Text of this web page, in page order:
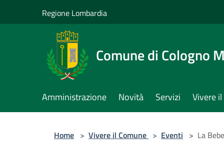
Regione Lombardia
Comune di Cologno
Amministrazione Novità Servizi Vivere
Home > Vivere il Comune > Eventi > La